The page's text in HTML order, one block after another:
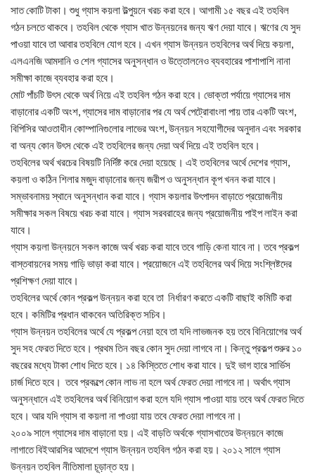
সাত কোটি টাকা। শুধু গ্যাস কয়লা উল্পুয়নে খরচ করা হবে। আগামী ১৫ বছর এই তহবিল
গঠন চলতে থাকবে। তহবিল থেকে গ্যাস খাত উন্নয়নের জন্য ঋণ দেয়া যাবে। ঋণের যে সুদ
পাওয়া যাবে তা আবার তহবিলে যোগ হবে। এখন গ্যাস উন্নয়ন তহবিলের অর্থ দিয়ে কয়লা,
এলএনজি আমদানি ও শেল গ্যাসের অনুসন্ধান ও উত্তোলনেও ব্যবহারের পাশাপাশি নানা
সমীক্ষা কাজে ব্যবহার করা হবে।
মোট পাঁচটি উৎস থেকে অর্থ নিয়ে এই তহবিল গঠন করা হবে। ভোক্তা পর্যায়ে গ্যাসের দাম
বাড়ানোর একটি অংশ, গ্যাসের দাম বাড়ানোর পর যে অর্থ পেট্রোবাংলা পায় তার একটি অংশ,
বিপিসির আওতাধীন কোম্পানিগুলোর লাভের অংশ, উন্নয়ন সহযোগীদের অনুদান এবং সরকার
বা অন্য কোন উৎস থেকে এই তহবিলের জন্য দেয়া অর্থ দিয়ে এই তহবিল হবে।
তহবিলের অর্থ খরচের বিষয়টি নির্দিষ্ট করে দেয়া হয়েছে। এই তহবিলের অর্থে দেশের গ্যাস,
কয়লা ও কঠিন শিলার মজুদ বাড়ানোর জন্য জরীপ ও অনুসন্ধান কূপ খনন করা যাবে।
সম্ভাবনাময় স্থানে অনুসন্ধান করা যাবে। গ্যাস কয়লার উৎপাদন বাড়াতে প্রয়োজনীয়
সমীক্ষার সকল বিষয়ে খরচ করা যাবে। গ্যাস সরবরাহের জন্য প্রয়োজনীয় পাইপ লাইন করা
যাবে।
গ্যাস কয়লা উন্নয়নে সকল কাজে অর্থ খরচ করা যাবে তবে গাড়ি কেনা যাবে না। তবে প্রকল্প
বাস্তবায়নের সময় গাড়ি ভাড়া করা যাবে। প্রয়োজনে এই তহবিলের অর্থ দিয়ে সংশ্লিষ্টদের
প্রশিক্ষণ দেয়া যাবে।
তহবিলের অর্থে কোন প্রকল্প উন্নয়ন করা হবে তা নির্ধারণ করতে একটি বাছাই কমিটি করা
হবে। কমিটির প্রধান থাকবেন অতিরিক্ত সচিব।
গ্যাস উন্নয়ন তহবিলের অর্থে যে প্রকল্প নেয়া হবে তা যদি লাভজনক হয় তবে বিনিয়োগের অর্থ
সুদ সহ ফেরত দিতে হবে। প্রথম তিন বছর কোন সুদ দেয়া লাগবে না। কিন্তু প্রকল্প শুরুর ১০
বছরের মধ্যে টাকা শোধ দিতে হবে। ১৪ কিস্তিতে শোধ করা যাবে। দুই ভাগ হারে সার্ভিস
চার্জ দিতে হবে। তবে প্রকল্পে কোন লাভ না হলে অর্থ ফেরত দেয়া লাগবে না। অর্থাৎ গ্যাস
অনুসন্ধানে এই তহবিলের অর্থ বিনিয়োগ করা হলে যদি গ্যাস পাওয়া যায় তবে অর্থ ফেরত দিতে
হবে। আর যদি গ্যাস বা কয়লা না পাওয়া যায় তবে ফেরত দেয়া লাগবে না।
২০০৯ সালে গ্যাসের দাম বাড়ানো হয়। এই বাড়তি অর্থকে গ্যাসখাতের উন্নয়নে কাজে
লাগাতে বিইআরসির আদেশে গ্যাস উন্নয়ন তহবিল গঠন করা হয়। ২০১২ সালে গ্যাস
উন্নয়ন তহবিল নীতিমালা চূড়ান্ত হয়।